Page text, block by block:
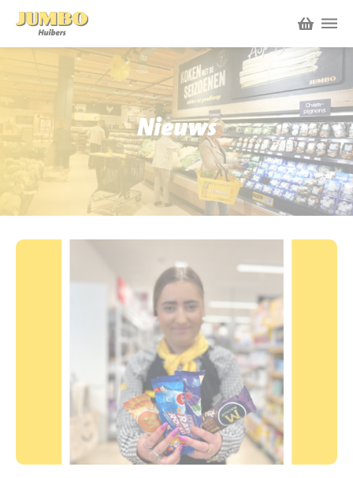
Winkels
P.W.A. Park
Bruïneplein
Nieuws
Acties
Vacatures en Solliciteren
Werken en leren
BBQ gigant webshop
Jumbo Huibers Specials
Nieuws